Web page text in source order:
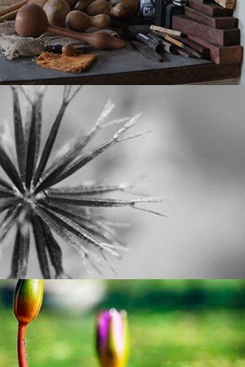
de cabaça. Parceria de
EM REDE
de curso modular para instituições
Sesc Campinas para articulação em
rede. Parceria do
Mundo
Nosso.
AVENIDA TRÊS
Assessoria para o trabalho de